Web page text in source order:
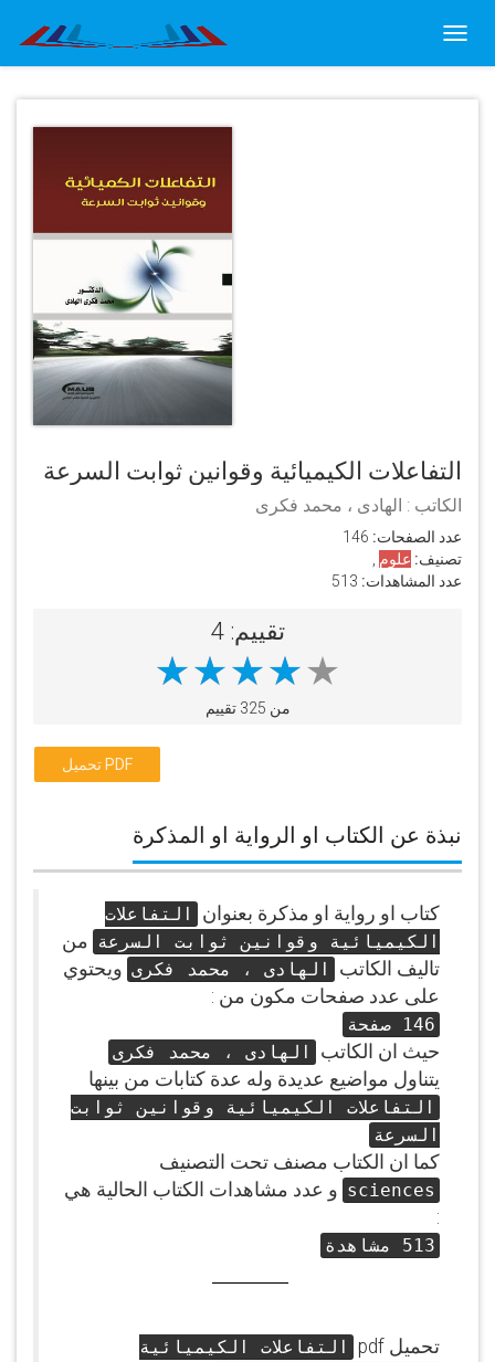
التفاعلات الكيميائية وقوانين ثوابت السرعة
الكاتب : الهادى ، محمد فكرى
عدد الصفحات:
تصنيف: علوم
عدد المشاهدات:
تقييم: 4
من 325 تقييم
تحميل PDF
نبذة عن الكتاب او الرواية او المذكرة
كتاب او رواية او مذكرة بعنوان
التفاعلات
الكيميائية وقوانين ثوابت السرعة من
تاليف الكاتب
الهادى ، محمد فكرى ويحتوي
على عدد صفحات مكون من :
146 صفحة
حيث ان الكاتب الهادى ، محمد فكرى
يتناول مواضيع عديدة وله عدة كتابات من بينها
التفاعلات الكيميائية وقوانين ثوابت
السرعة
كما ان الكتاب مصنف تحت التصنيف
sciences و عدد مشاهدات الكتاب الحالية هي
:
513 مشاهدة
تحميل pdf
التفاعلات الكيميائية